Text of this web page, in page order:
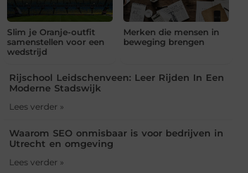
Slim je Oranje-outfit
samenstellen voor een
wedstrijd
Merken die mensen in
beweging brengen
Rijschool Leidschenveen: Leer Rijden In Een
Moderne Stadswijk
Lees verder »
Waarom SEO onmisbaar is voor bedrijven in
Utrecht en omgeving
Lees verder »